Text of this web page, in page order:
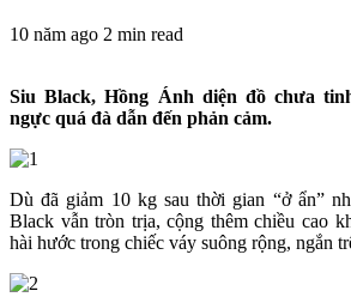
10 năm ago 2 min read
Siu Black, Hồng Ánh diện đồ chưa
ngực quá đà dẫn đến phản cảm.
Dù đã giảm 10 kg sau thời gian “ở ẩn”
Black vẫn tròn trịa, cộng thêm chiều cao
hài hước trong chiếc váy suông rộng, ngắn